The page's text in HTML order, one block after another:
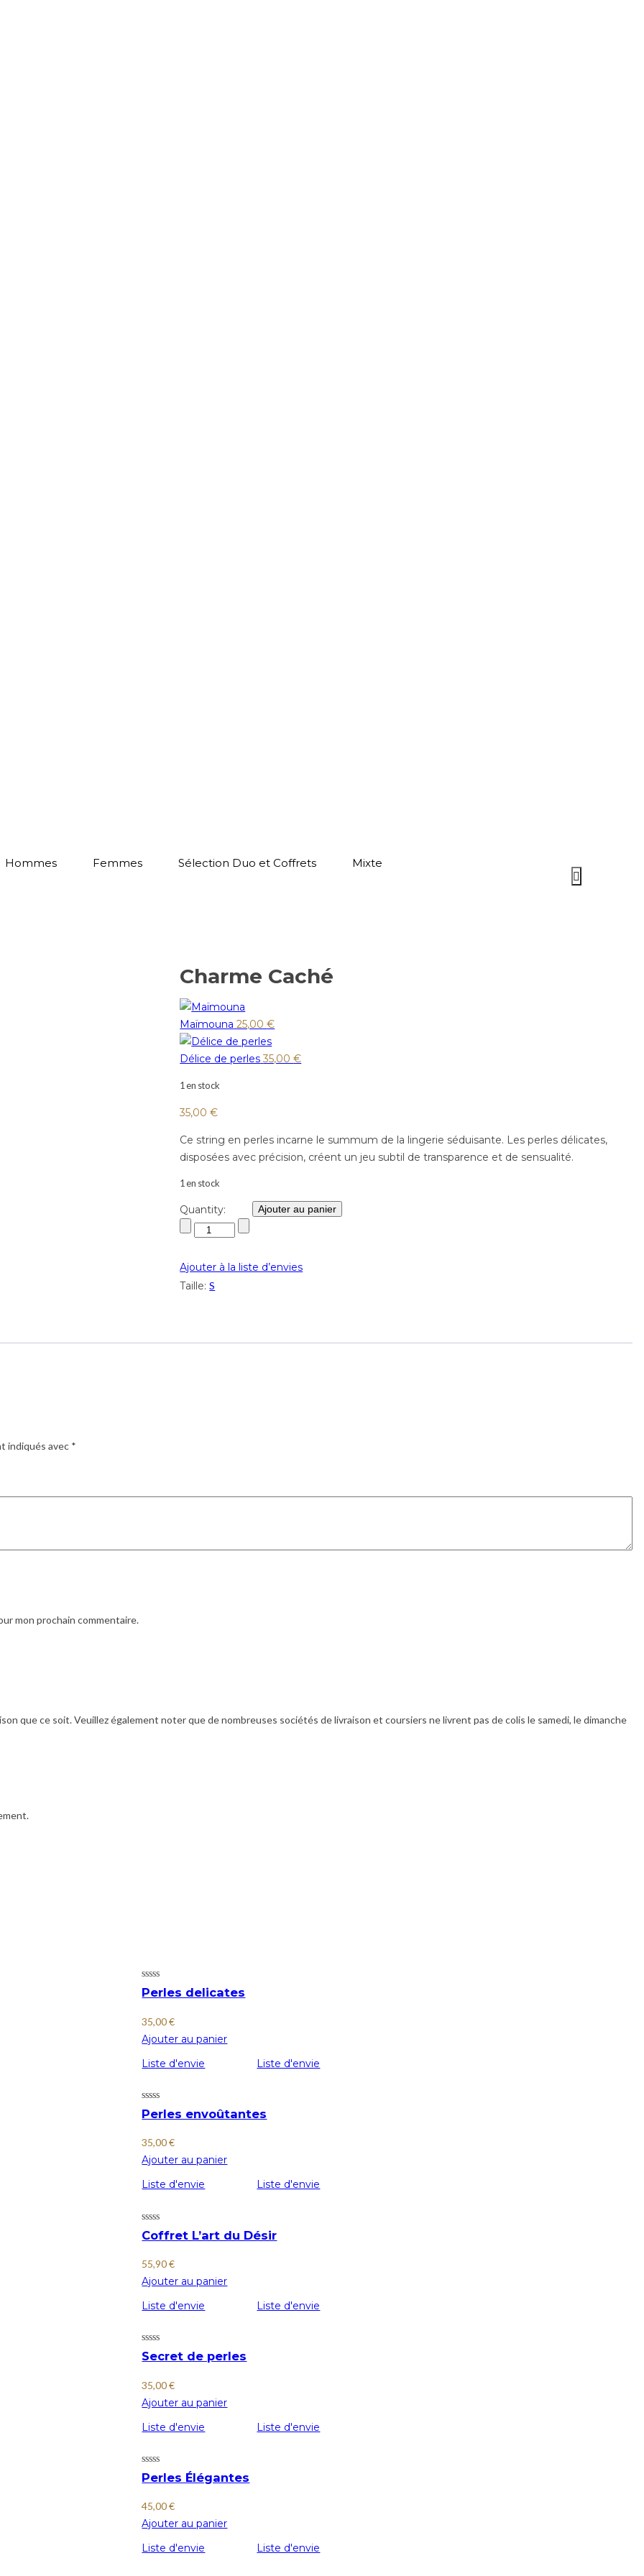
Hommes Femmes Sélection Duo et Coffrets Mixte
Charme Caché
Maïmouna 25,00€
Délice de perles 35,00€
1 en stock
35,00€
Ce string en perles incarne le summum de la lingerie séduisante. Les perles délicates,
disposées avec précision, créent un jeu subtil de transparence et de sensualité.
1 en stock
Quantity: Ajouter au panier
Ajouter à la liste d’envies
Taille:S
indiqués avec *
mon prochain commentaire.
que ce soit. Veuillez également noter que de nombreuses sociétés de livraison et coursiers ne livrent pas de colis le samedi, le dimanche
Perles delicates
35,00€
Ajouter au panier
Liste d'envie
Liste d'envie
Perles envoûtantes
35,00€
Ajouter au panier
Liste d'envie
Liste d'envie
Coffret L’art du Désir
55,90€
Ajouter au panier
Liste d'envie
Liste d'envie
Secret de perles
35,00€
Ajouter au panier
Liste d'envie
Liste d'envie
Perles Élégantes
45,00€
Ajouter au panier
Liste d'envie
Liste d'envie